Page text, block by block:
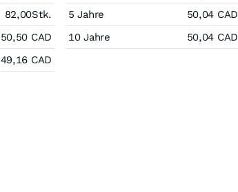
82,00Stk.
50,50 CAD
49,16 CAD
5 Jahre
50,04 CAD
10 Jahre
50,04 CAD